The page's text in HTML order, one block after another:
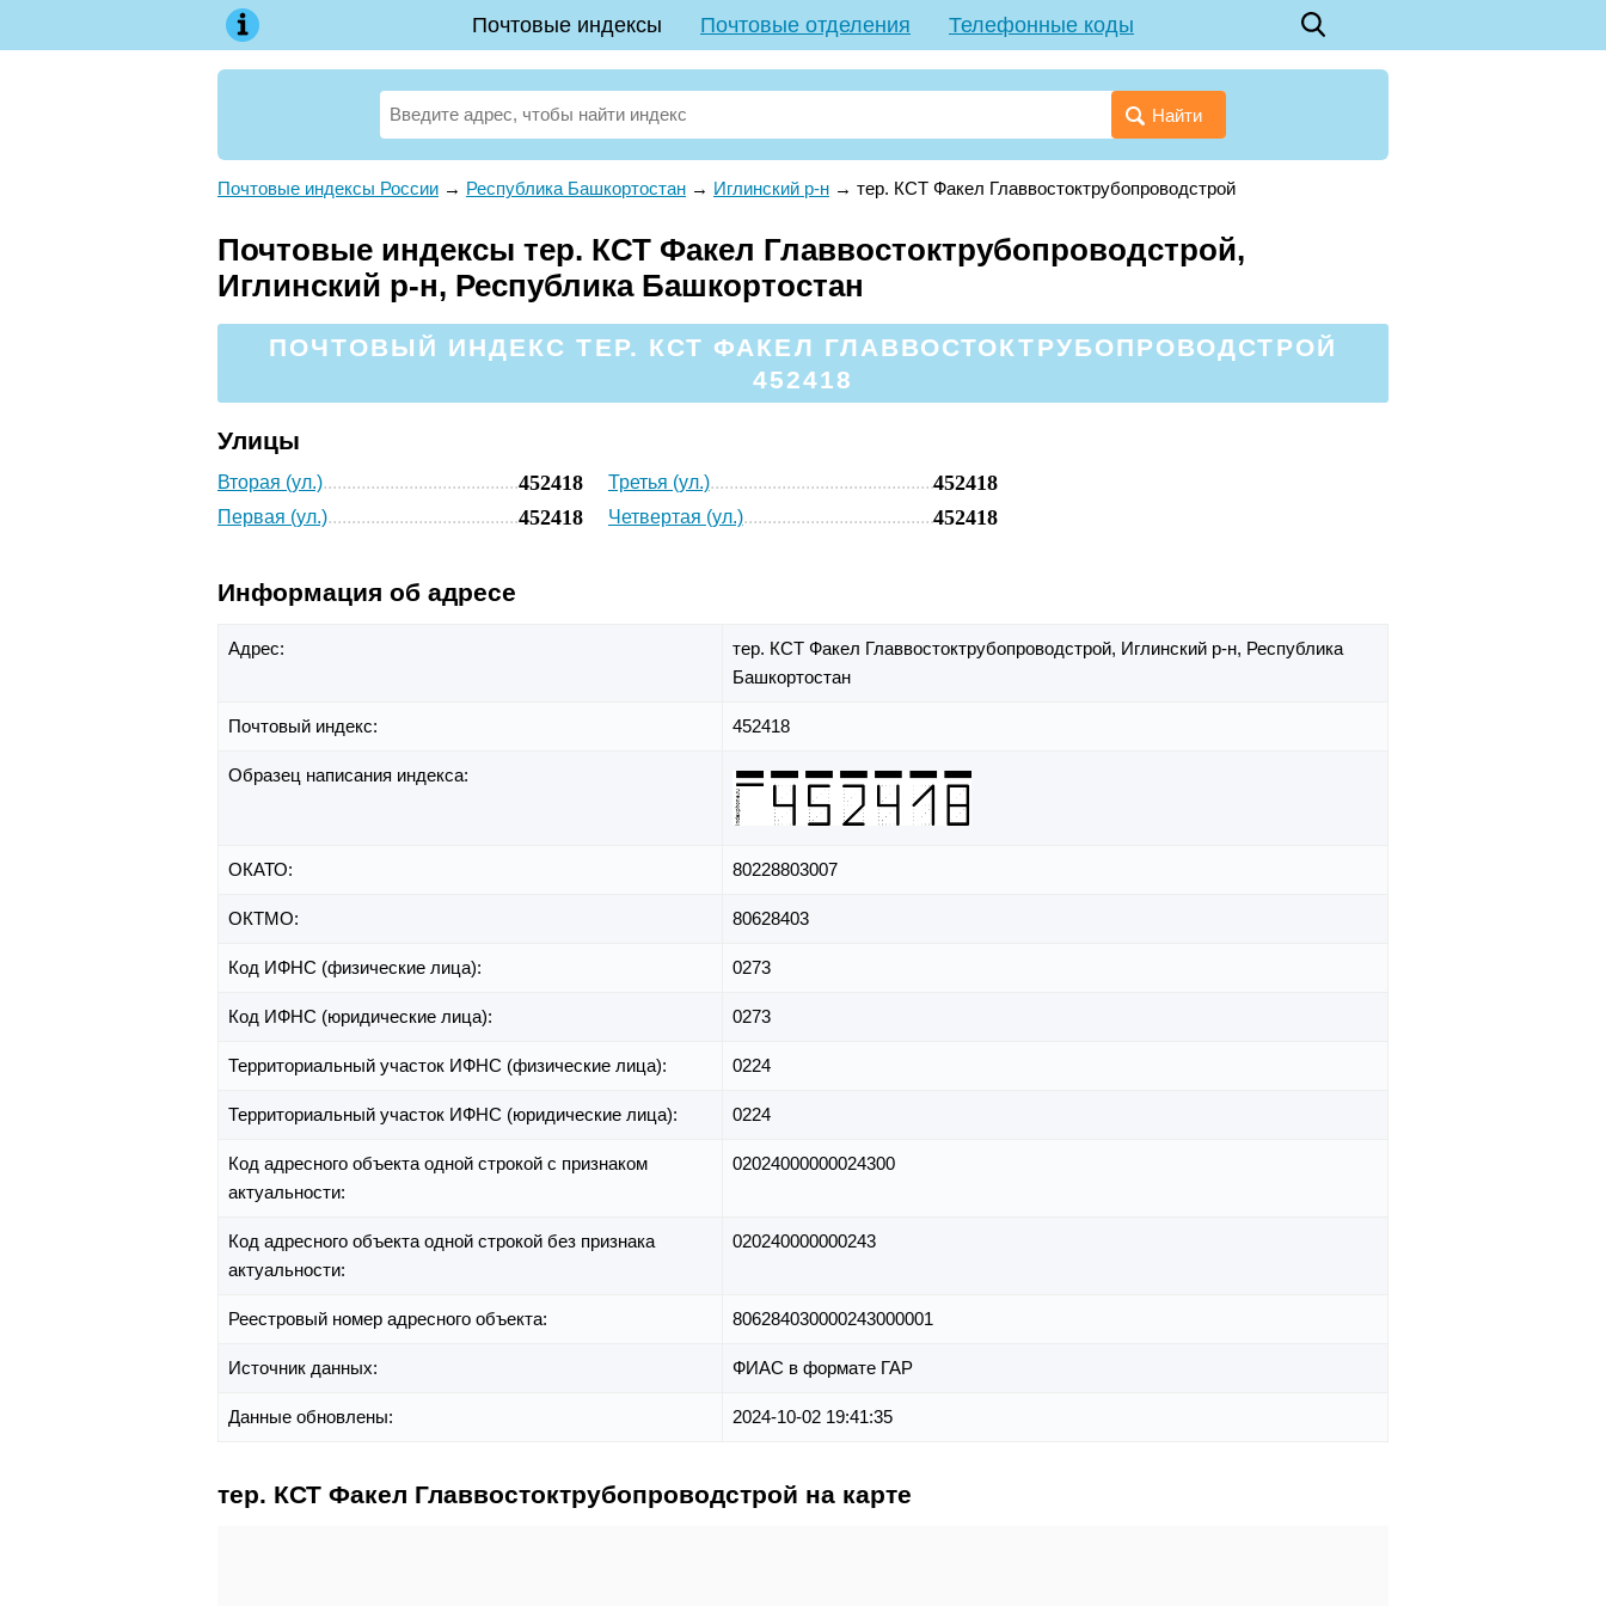
Почтовые индексы Почтовые отделения Телефонные коды
Найти
Почтовые индексы России → Республика Башкортостан → Иглинский р-н → тер. КСТ Факел Главвостоктрубопроводстрой
Почтовые индексы тер. КСТ Факел Главвостоктрубопроводстрой,
Иглинский р-н, Республика Башкортостан
ПОЧТОВЫЙ ИНДЕКС ТЕР. КСТ ФАКЕЛ ГЛАВВОСТОКТРУБОПРОВОДСТРОЙ
452418
Улицы
Вторая (ул.) 452418
Первая (ул.) 452418
Третья (ул.) 452418
Четвертая (ул.) 452418
Информация об адресе
Адрес: тер. КСТ Факел Главвостоктрубопроводстрой, Иглинский р-н, Республика
Башкортостан
Почтовый индекс: 452418
Образец написания индекса:
ОКАТО: 80228803007
ОКТМО: 80628403
Код ИФНС (физические лица): 0273
Код ИФНС (юридические лица): 0273
Территориальный участок ИФНС (физические лица): 0224
Территориальный участок ИФНС (юридические лица): 0224
Код адресного объекта одной строкой с признаком
актуальности:
02024000000024300
Код адресного объекта одной строкой без признака
актуальности:
020240000000243
Реестровый номер адресного объекта: 806284030000243000001
Источник данных: ФИАС в формате ГАР
Данные обновлены: 2024-10-02 19:41:35
тер. КСТ Факел Главвостоктрубопроводстрой на карте